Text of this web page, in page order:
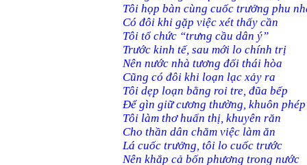
Tôi họp bàn cùng cuốc trưởng phu
Có đôi khi gặp việc xét thấy cần
Tôi tổ chức “trưng cầu dân ý”
Trước kinh tế, sau mới lo chính trị
Nên nước nhà tương đối thái hòa
Cũng có đôi khi loạn lạc xảy ra
Tôi dẹp loạn bằng roi tre, đũa bếp
Để gìn giữ cương thường, khuôn phép
Tôi làm thơ huấn thị, khuyên răn
Cho thần dân chăm việc làm ăn
Lá cuốc trưởng, tôi lo cuốc trước
Nên khắp cả bốn phương trong nước